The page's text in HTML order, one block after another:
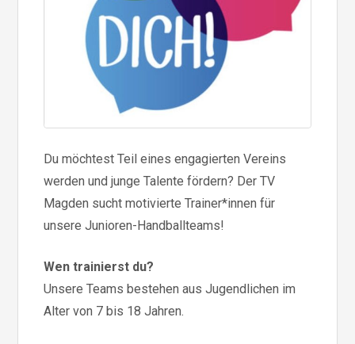
Du möchtest Teil eines engagierten Vereins
werden und junge Talente fördern? Der TV
Magden sucht motivierte Trainer*innen für
unsere Junioren-Handballteams!
Wen trainierst du?
Unsere Teams bestehen aus Jugendlichen im
Alter von 7 bis 18 Jahren.